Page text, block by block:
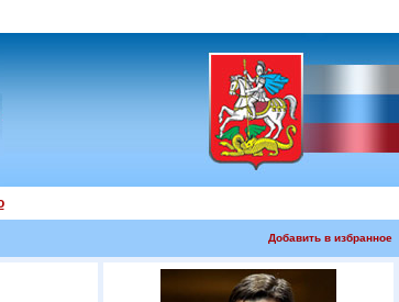
Добавить в избранное